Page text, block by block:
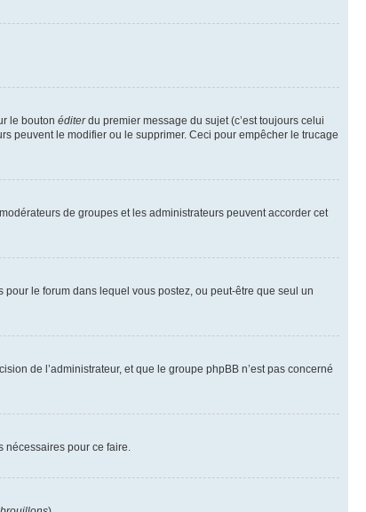
le bouton éditerdu premier message du sujet (c’est toujours celui
peuvent le modifier ou le supprimer. Ceci pour empêcher le trucage
de groupes et les administrateurs peuvent accorder cet
le forum dans lequel vous postez, ou peut-être que seul un
de l’administrateur, et que le groupe phpBB n’est pas concerné
pour ce faire.